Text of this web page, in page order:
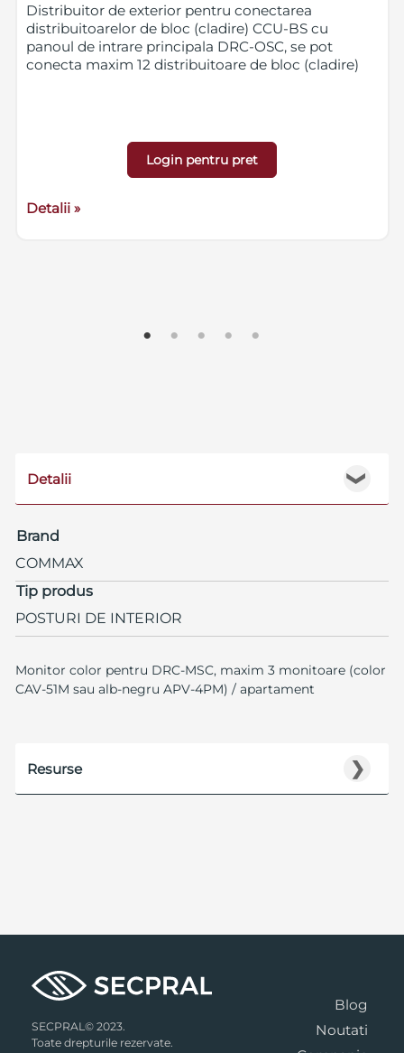
Distribuitor de exterior pentru conectarea
distribuitoarelor de bloc (cladire) CCU-BS cu
panoul de intrare principala DRC-OSC, se pot
conecta maxim 12 distribuitoare de bloc (cladire)
Login pentru pret
Detalii »
❯
Detalii
Brand
COMMAX
Tip produs
POSTURI DE INTERIOR
Monitor color pentru DRC-MSC, maxim 3 monitoare (color
CAV-51M sau alb-negru APV-4PM) / apartament
❯
Resurse
SECPRAL© 2023.
Toate drepturile rezervate.
Blog
Noutati